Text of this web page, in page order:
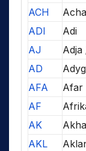
ACH
ADI
Adi
AJ
Adja
AD
AFA
Afar
AF
AK
Akha
AKL